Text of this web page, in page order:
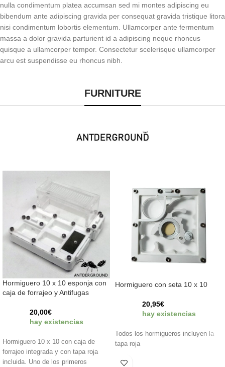
nulla condimentum platea accumsan sed mi montes adipiscing eu
bibendum ante adipiscing gravida per consequat gravida tristique litora
nisi condimentum lobortis elementum. Ullamcorper ante fermentum
massa a dolor gravida parturient id a adipiscing neque rhoncus
quisque a ullamcorper tempor. Consectetur scelerisque ullamcorper
arcu est suspendisse eu rhoncus nibh.
FURNITURE
Hormiguero 10 x 10 esponja con
caja de forrajeo y Antifugas
20,00€
hay existencias
Hormiguero 10 x 10 con caja de
forrajeo integrada y con tapa roja
incluida. Uno de los primeros
Hormiguero con seta 10 x 10
20,95€
hay existencias
Todos los hormigueros incluyen la
tapa roja